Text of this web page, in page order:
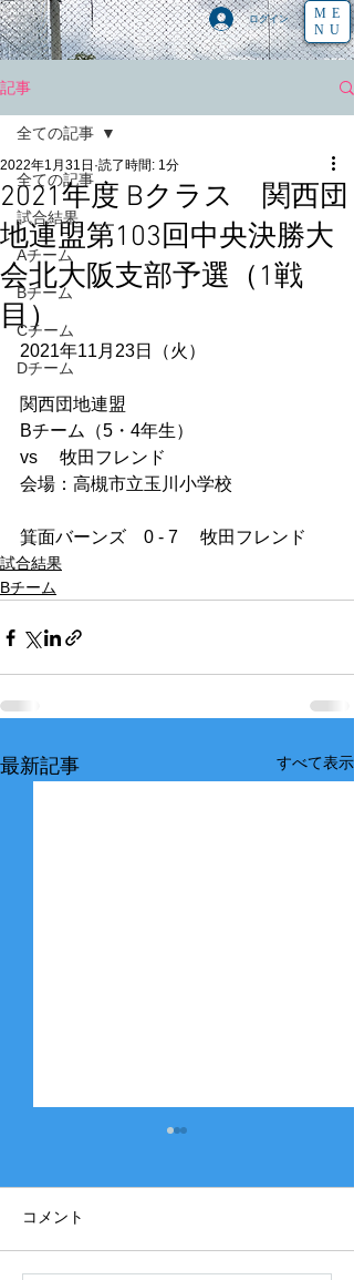
ログイン
ME
NU
記事
全ての記事
試合結果
Aチーム
Bチーム
Cチーム
Dチーム
全ての記事
2021年度 Bクラス 関西団
地連盟第103回中央決勝大
会北大阪支部予選（1戦
目）
2022年1月31日 読了時間: 1分
2021年11月23日（火）
関西団地連盟
Bチーム（5・4年生）
vs　 牧田フレンド
会場：高槻市立玉川小学校
箕面バーンズ　0 - 7　 牧田フレンド
試合結果
Bチーム
最新記事 すべて表示
コメント